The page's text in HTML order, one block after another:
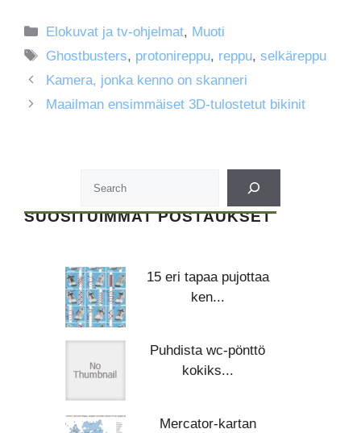
Kategoriat
Elokuvat ja tv-ohjelmat, Muoti
Avainsanat
Ghostbusters, protonireppu, reppu,selkäreppu
Kamera, jonka kenno on skanneri
Maailman ensimmäiset 3D-tulostetut bikinit
SUOSITUIMMAT POSTAUKSET
15 eri tapaa pujottaa
ken...
Puhdista wc-pönttö
kokiks...
Mercator-kartan